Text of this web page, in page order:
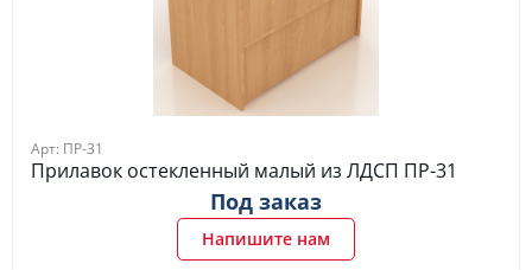
Арт: ПР-31
Прилавок остекленный малый из ЛДСП ПР-31
Под заказ
Напишите нам